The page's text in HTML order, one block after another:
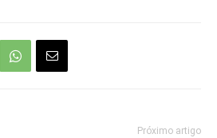
Próximo artigo